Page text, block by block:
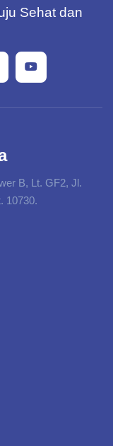
Sehat dan
B, Lt. GF2, Jl.
10730.